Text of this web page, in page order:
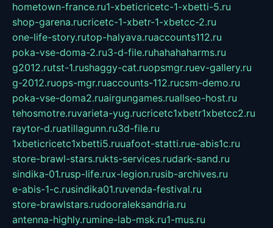
hometown-france.ru1-xbeticricetc-1-xbetti-5.ru
shop-garena.rucricetc-1-xbetr-1-xbetcc-2.ru
one-life-story.rutop-halyava.ruaccounts112.ru
poka-vse-doma-2.ru3-d-file.ruhahahaharms.ru
g2012.rutst-1.rushaggy-cat.ruopsmgr.ruev-gallery.ru
g-2012.ruops-mgr.ruaccounts-112.rucsm-demo.ru
poka-vse-doma2.ruairgungames.ruallseo-host.ru
tehosmotre.ruvarieta-yug.rucricetc1xbetr1xbetcc2.ru
raytor-d.ruatillagunn.ru3d-file.ru
1xbeticricetc1xbetti5.ruuafoot-statti.rue-abis1c.ru
store-brawl-stars.rukts-services.rudark-sand.ru
sindika-01.rusp-life.rux-legion.rusib-archives.ru
e-abis-1-c.rusindika01.ruvenda-festival.ru
store-brawlstars.rudooraleksandria.ru
antenna-highly.rumine-lab-msk.ru1-mus.ru